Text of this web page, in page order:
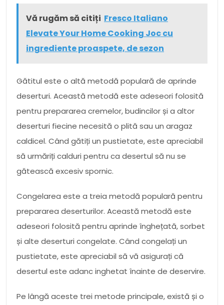
Vă rugăm să citiți Fresco Italiano
Elevate Your Home Cooking Joc cu
ingrediente proaspete, de sezon
Gătitul este o altă metodă populară de aprinde
deserturi. Această metodă este adeseori folosită
pentru prepararea cremelor, budincilor și a altor
deserturi fiecine necesită o plită sau un aragaz
caldicel. Când gătiți un pustietate, este apreciabil
să urmăriți calduri pentru ca desertul să nu se
gătească excesiv spornic.
Congelarea este a treia metodă populară pentru
prepararea deserturilor. Această metodă este
adeseori folosită pentru aprinde înghețată, sorbet
și alte deserturi congelate. Când congelați un
pustietate, este apreciabil să vă asigurați că
desertul este adanc inghetat înainte de deservire.
Pe lângă aceste trei metode principale, există și o